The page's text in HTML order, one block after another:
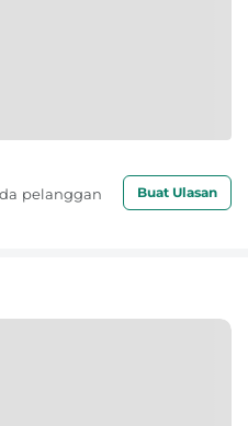
pelanggan
Buat Ulasan